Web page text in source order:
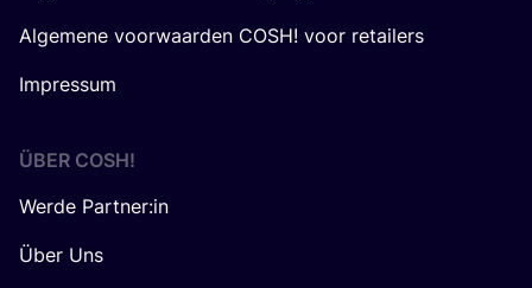
Algemene voorwaarden COSH! voor retailers
Impressum
ÜBER COSH!
Werde Partner:in
Über Uns